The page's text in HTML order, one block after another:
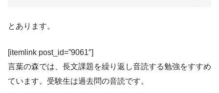
とあります。
[itemlink post_id=”9061″]
言葉の森では、長文課題を繰り返し音読する勉強をすすめ
ています。受験生は過去問の音読です。